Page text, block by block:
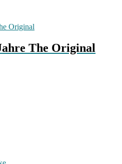
The Original